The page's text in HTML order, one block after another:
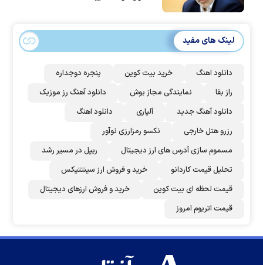
لینک های مفید
دانلود اهنگ خرید بیت کوین
پنجره دوجداره
راز بقا
نمایندگی مجاز بوش
دانلود آهنگ رز‌ موزیک
دانلود آهنگ جدید
آلپاری
دانلود اهنگ
رزرو هتل خارجی
نکسو رمزارزی نوآور
مسموم سازی آدرس های ارز دیجیتال
ریپل در مسیر رشد
تحلیل قیمت کاردانو
خرید و فروش ارز سینتتیکس
قیمت لحظه ای بیت کوین
خرید و فروش ارزهای دیجیتال
قیمت اتریوم امروز